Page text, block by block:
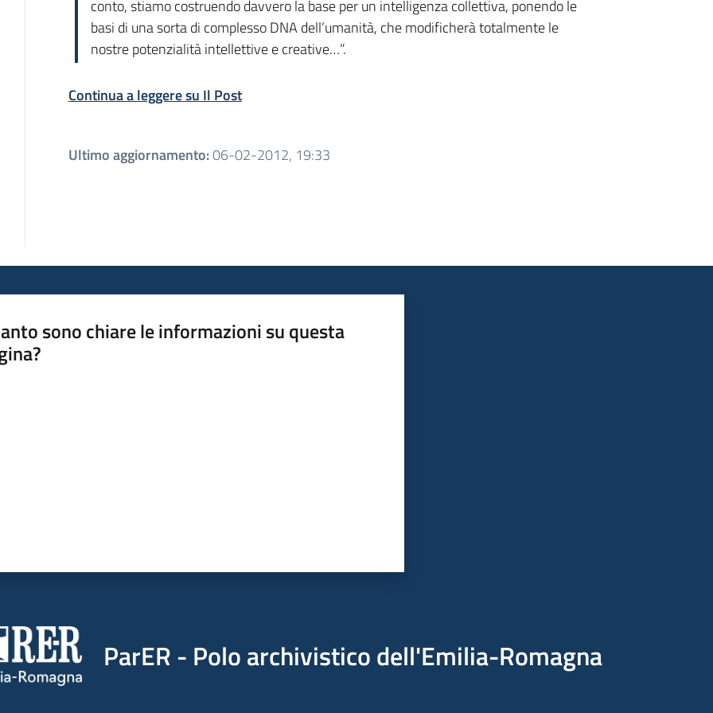
conto, stiamo costruendo davvero la base per un intelligenza collettiva, ponendo le
basi di una sorta di complesso DNA dell’umanità, che modificherà totalmente le
nostre potenzialità intellettive e creative…”.
Continua a leggere su Il Post
Ultimo aggiornamento:06-02-2012, 19:33
sono chiare le informazioni su questa
ParER - Polo archivistico dell'Emilia-Romagna